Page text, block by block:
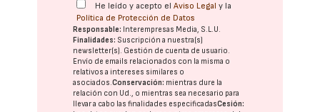
He leído y acepto elAviso Legal y la
Política de Protección de Datos
Responsable: Interempresas Media, S.L.U.
Finalidades: Suscripción a nuestra(s)
newsletter(s). Gestión de cuenta de usuario.
Envío de emails relacionados con la misma o
relativos a intereses similares o
asociados.Conservación: mientras dure la
relación con Ud., o mientras sea necesario para
llevar a cabo las finalidades especificadasCesión: